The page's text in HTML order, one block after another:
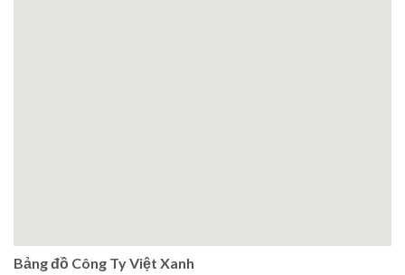
Bảng đồ Công Ty Việt Xanh